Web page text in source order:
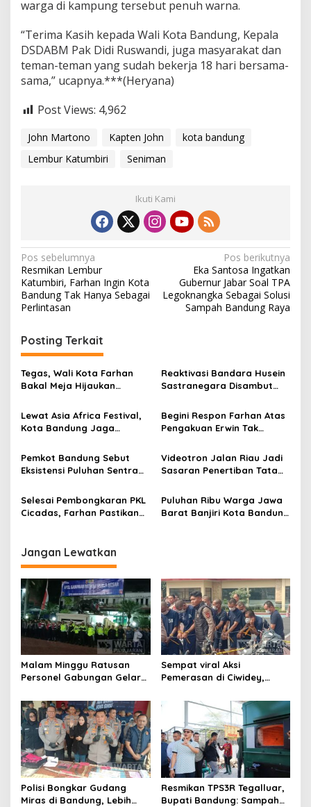
warga di kampung tersebut penuh warna.
“Terima Kasih kepada Wali Kota Bandung, Kepala
DSDABM Pak Didi Ruswandi, juga masyarakat dan
teman-teman yang sudah bekerja 18 hari bersama-
sama,” ucapnya.***(Heryana)
Post Views: 4,962
John Martono Kapten John
kota bandung
Lembur Katumbiri
Seniman
Ikuti Kami
N
a
v
i
g
a
s
i
p
o
s
Pos sebelumnya
Resmikan Lembur
Katumbiri, Farhan Ingin Kota
Bandung Tak Hanya Sebagai
Perlintasan
Pos berikutnya
Eka Santosa Ingatkan
Gubernur Jabar Soal TPA
Legoknangka Sebagai Solusi
Sampah Bandung Raya
Posting Terkait
Tegas, Wali Kota Farhan
Bakal Meja Hijaukan
Riau
Reaktivasi Bandara Husein
Sastranegara Disambut
Air Jet
Lewat Asia Africa Festival,
Kota Bandung Jaga
Global
Begini Respon Farhan Atas
Pengakuan Erwin Tak
Pemerintahan
Pemkot Bandung Sebut
Eksistensi Puluhan Sentra
PDRB Terbesar
Videotron Jalan Riau Jadi
Sasaran Penertiban Tata
Selesai Pembongkaran PKL
Cicadas, Farhan Pastikan
Puluhan Ribu Warga Jawa
Barat Banjiri Kota Bandung
Jangan Lewatkan
Malam Minggu Ratusan
Personel Gabungan Gelar
Besar Kabupaten Bandung
Sempat viral Aksi
Pemerasan di Ciwidey,
Pelaku
Polisi Bongkar Gudang
Miras di Bandung, Lebih
Resmikan TPS3R Tegalluar,
Bupati Bandung: Sampah